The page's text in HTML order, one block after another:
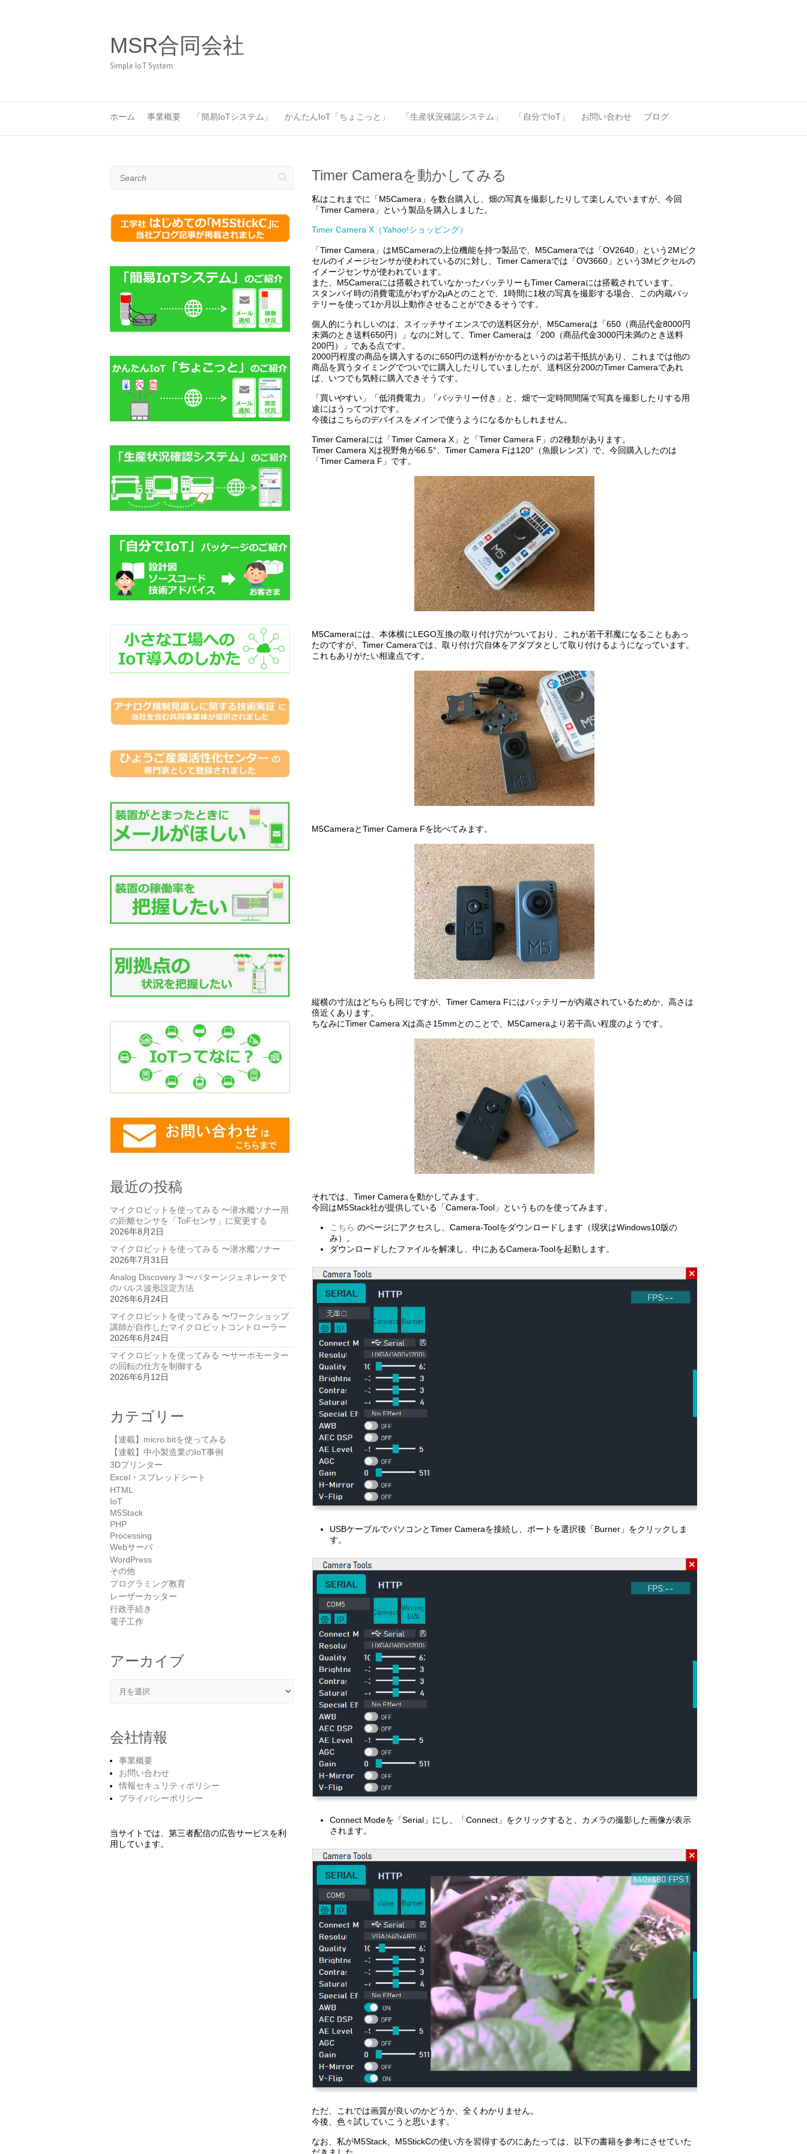
MSR合同会社
Simple IoT System
ホーム 事業概要 「簡易IoTシステム」 かんたんIoT「ちょこっと」 「生産状況確認システム」 「自分でIoT」 お問い合わせ ブログ
Timer Cameraを動かしてみる
私はこれまでに「M5Camera」を数台購入し、畑の写真を撮影したりして楽しんでいますが、今回
「Timer Camera」という製品を購入しました。
Timer Camera X（Yahoo!ショッピング）
「Timer Camera」はM5Cameraの上位機能を持つ製品で、M5Cameraでは「OV2640」という2Mピク
セルのイメージセンサが使われているのに対し、Timer Cameraでは「OV3660」という3Mピクセルの
イメージセンサが使われています。
また、M5Cameraには搭載されていなかったバッテリーもTimer Cameraには搭載されています。
スタンバイ時の消費電流がわずか2μAとのことで、1時間に1枚の写真を撮影する場合、この内蔵バッ
テリーを使って1か月以上動作させることができるそうです。
個人的にうれしいのは、スイッチサイエンスでの送料区分が、M5Cameraは「650（商品代金8000円
未満のとき送料650円）」なのに対して、Timer Cameraは「200（商品代金3000円未満のとき送料
200円）」である点です。
2000円程度の商品を購入するのに650円の送料がかかるというのは若干抵抗があり、これまでは他の
商品を買うタイミングでついでに購入したりしていましたが、送料区分200のTimer Cameraであれ
ば、いつでも気軽に購入できそうです。
「買いやすい」「低消費電力」「バッテリー付き」と、畑で一定時間間隔で写真を撮影したりする用
途にはうってつけです。
今後はこちらのデバイスをメインで使うようになるかもしれません。
Timer Cameraには「Timer Camera X」と「Timer Camera F」の2種類があります。
Timer Camera Xは視野角が66.5°、Timer Camera Fは120°（魚眼レンズ）で、今回購入したのは
「Timer Camera F」です。
M5Cameraには、本体横にLEGO互換の取り付け穴がついており、これが若干邪魔になることもあっ
たのですが、Timer Cameraでは、取り付け穴自体をアダプタとして取り付けるようになっています。
これもありがたい相違点です。
M5CameraとTimer Camera Fを比べてみます。
縦横の寸法はどちらも同じですが、Timer Camera Fにはバッテリーが内蔵されているためか、高さは
倍近くあります。
ちなみにTimer Camera Xは高さ15mmとのことで、M5Cameraより若干高い程度のようです。
それでは、Timer Cameraを動かしてみます。
今回はM5Stack社が提供している「Camera-Tool」というものを使ってみます。
こちら のページにアクセスし、Camera-Toolをダウンロードします（現状はWindows10版の
み）。
ダウンロードしたファイルを解凍し、中にあるCamera-Toolを起動します。
USBケーブルでパソコンとTimer Cameraを接続し、ポートを選択後「Burner」をクリックしま
す。
Connect Modeを「Serial」にし、「Connect」をクリックすると、カメラの撮影した画像が表示
されます。
ただ、これでは画質が良いのかどうか、全くわかりません。
今後、色々試していこうと思います。
なお、私がM5Stack、M5StickCの使い方を習得するのにあたっては、以下の書籍を参考にさせていた
最近の投稿
マイクロビットを使ってみる 〜潜水艦ソナー用
の距離センサを「ToFセンサ」に変更する
2026年8月2日
マイクロビットを使ってみる 〜潜水艦ソナー
2026年7月31日
Analog Discovery 3 〜パターンジェネレータで
のパルス波形設定方法
2026年6月24日
マイクロビットを使ってみる 〜ワークショップ
講師が自作したマイクロビットコントローラー
2026年6月24日
マイクロビットを使ってみる 〜サーボモーター
の回転の仕方を制御する
2026年6月12日
カテゴリー
【連載】micro:bitを使ってみる
【連載】中小製造業のIoT事例
3Dプリンター
Excel・スプレッドシート
HTML
IoT
M5Stack
PHP
Processing
Webサーバ
WordPress
その他
プログラミング教育
レーザーカッター
行政手続き
電子工作
アーカイブ
会社情報
事業概要
お問い合わせ
情報セキュリティポリシー
プライバシーポリシー
当サイトでは、第三者配信の広告サービスを利
用しています。